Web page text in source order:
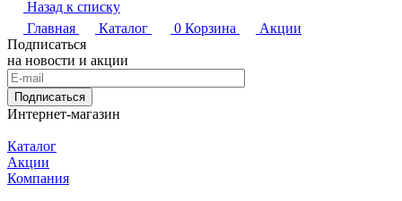
Назад к списку
Главная
Каталог 0 Корзина
Акции
Подписаться
на новости и акции
Подписаться
Интернет-магазин
Каталог
Акции
Компания